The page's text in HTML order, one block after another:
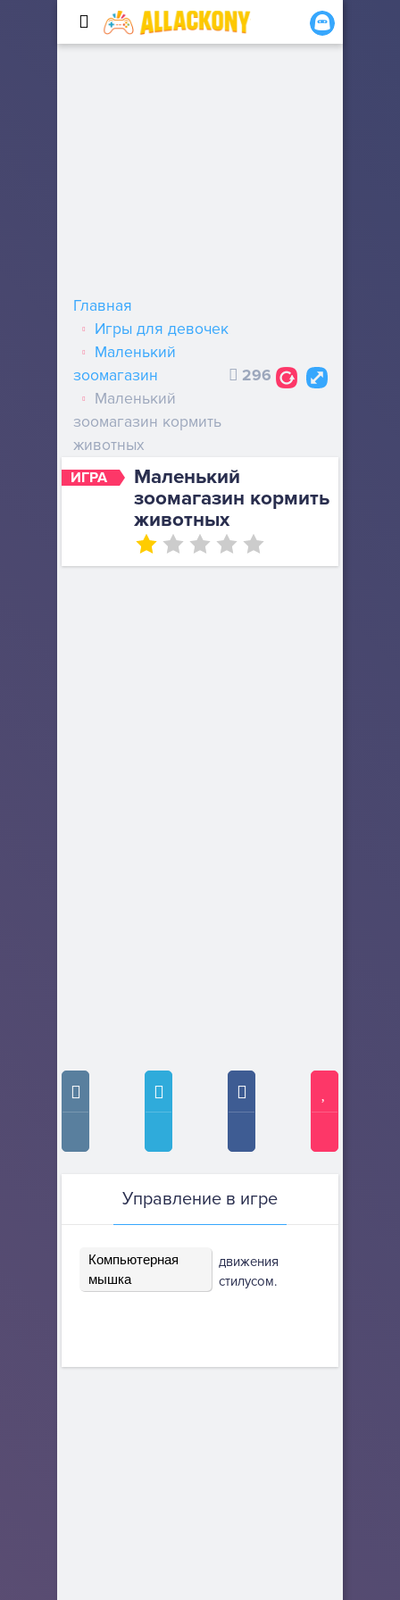
ИГРА
Маленький
зоомагазин кормить
животных
Главная
Игры для девочек
Маленький
зоомагазин
Маленький
зоомагазин кормить
животных
296
Управление в игре
Компьютерная
мышка
движения
стилусом.